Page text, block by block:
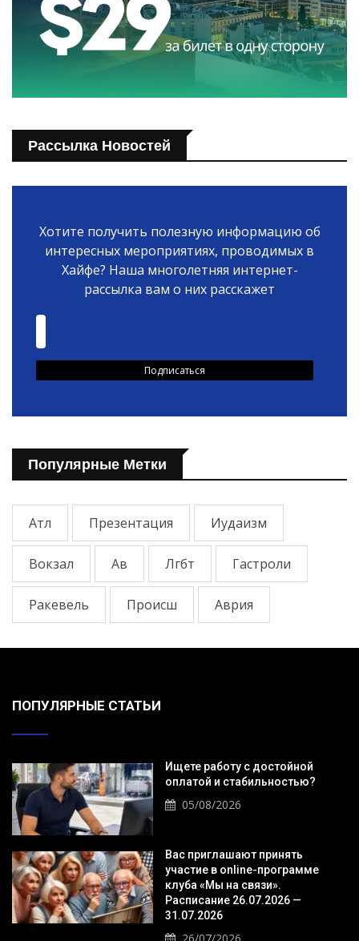
Рассылка Новостей
Хотите получить полезную информацию об
интересных мероприятиях, проводимых в
Хайфе? Наша многолетняя интернет-
рассылка вам о них расскажет
Популярные Метки
Атл Презентация Иудаизм
Вокзал Ав Лгбт Гастроли
Ракевель Происш Аврия
ПОПУЛЯРНЫЕ СТАТЬИ
Ищете работу с достойной
оплатой и стабильностью?
05/08/2026
Вас приглашают принять
участие в online-программе
клуба «Мы на связи».
Расписание 26.07.2026 —
31.07.2026